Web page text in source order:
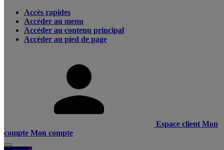
Accès rapides
Accéder au menu
Accéder au contenu principal
Accéder au pied de page
Espace client Mon
compte Mon compte